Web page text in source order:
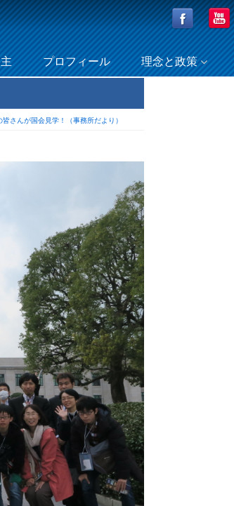
プロフィール 理念と政策
さんが国会見学！（事務所だより）